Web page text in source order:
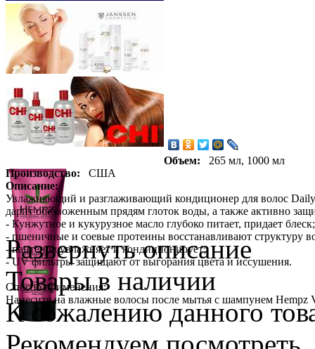
Объем:
265 мл, 1000 мл
Производство:
США
Описание:
Увлажняющий и разглаживающий кондиционер для волос
дарит обезвоженным прядям глоток воды, а также активно
- Кунжутное и кукурузное масло глубоко питает, придает блеск;
- пшеничные и соевые протеины восстанавливают структуру
- пантенол увлажняет и кондиционирует;
- UV фильтры защищают от выгорания цвета и иссушения.
Способ применения:
Нанесите на влажные волосы после мытья с шампунем Hempz
Развернуть описание
Товары в наличии
К сожалению данного